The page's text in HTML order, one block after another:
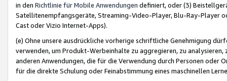
in den Richtlinie für Mobile Anwendungen definiert, oder (3)
Satellitenempfangsgeräte, Streaming-Video-Player, Blu-Ray-Player
Cast oder Vizio Internet-Apps).
(e) Ohne unsere ausdrückliche vorherige schriftliche Genehmigung
verwenden, um Produkt-Werbeinhalte zu aggregieren, zu
anderen Anwendungen, die für die Verwendung durch Personen
für die direkte Schulung oder Feinabstimmung eines maschinellen